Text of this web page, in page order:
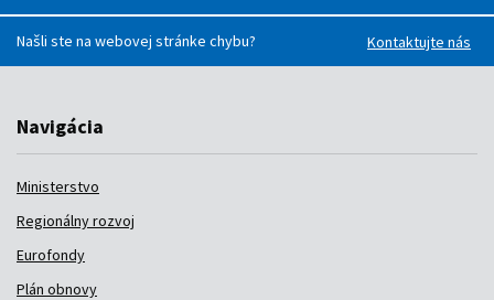
Našli ste na webovej stránke chybu?
Kontaktujte nás
Navigácia
Ministerstvo
Regionálny rozvoj
Eurofondy
Plán obnovy